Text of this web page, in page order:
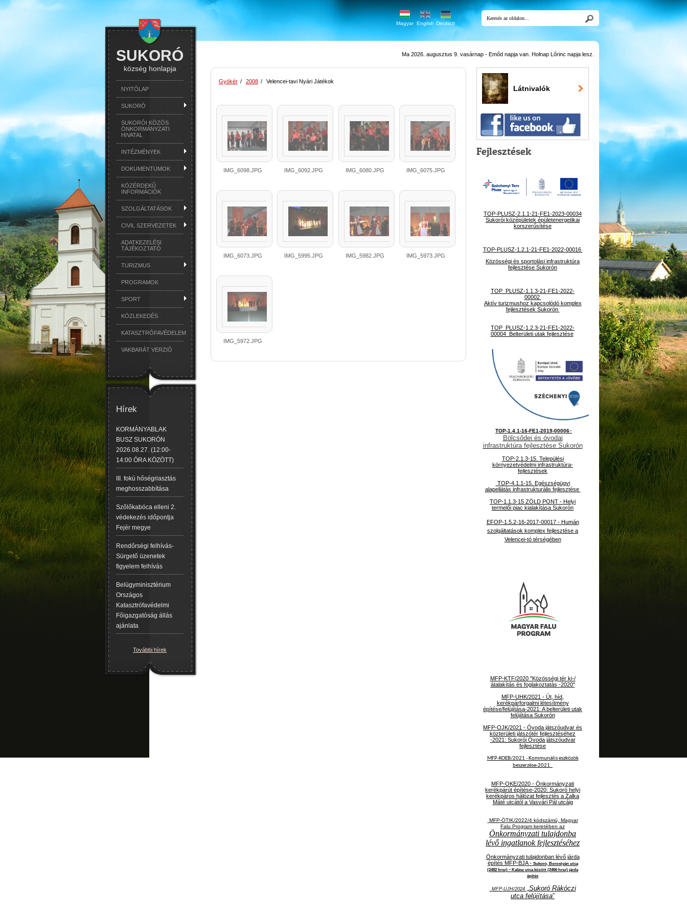
Magyar English Deutsch
SUKORÓ
község honlapja
NYITÓLAP
SUKORÓ
SUKORÓI KÖZÖS
ÖNKORMÁNYZATI
HIVATAL
INTÉZMÉNYEK
DOKUMENTUMOK
KÖZÉRDEKŰ
INFORMÁCIÓK
SZOLGÁLTATÁSOK
CIVIL SZERVEZETEK
ADATKEZELÉSI
TÁJÉKOZTATÓ
TURIZMUS
PROGRAMOK
SPORT
KÖZLEKEDÉS
KATASZTRÓFAVÉDELEM
VAKBARÁT VERZIÓ
Hírek
KORMÁNYABLAK
BUSZ SUKORÓN
2026.08.27. (12:00-
14:00 ÓRA KÖZÖTT)
III. fokú hőségriasztás
meghosszabbítása
Szőlőkabóca elleni 2.
védekezés időpontja
Fejér megye
Rendőrségi felhívás-
Sürgető üzenetek
figyelem felhívás
Belügyminisztérium
Országos
Katasztrófavédelmi
Főigazgatóság állás
ajánlata
További hírek
Ma 2026. augusztus 9. vasárnap - Emőd napja van. Holnap Lőrinc napja lesz.
Gyökér / 2008 / Velencei-tavi Nyári Játékok
IMG_6098.JPG IMG_6092.JPG IMG_6080.JPG IMG_6075.JPG
IMG_6073.JPG IMG_5995.JPG IMG_5982.JPG IMG_5973.JPG
IMG_5972.JPG
Látnivalók
Fejlesztések
TOP-PLUSZ-2.1.1-21-FE1-2023-00034
Sukorói középületek épületenergetikai
korszerűsítése
TOP-PLUSZ-1.2.1-21-FE1-2022-00016
Közösségi és sportolási infrastruktúra
fejlesztése Sukorón
TOP_PLUSZ-1.1.3-21-FE1-2022-
00002
Aktív turizmushoz kapcsolódó komplex
fejlesztések Sukorón
TOP_PLUSZ-1.2.3-21-FE1-2022-
00004 Belterületi utak fejlesztése
TOP-1.4.1-16-FE1-2019-00006-
Bölcsődei és óvodai
infrastruktúra fejlesztése Sukorón
TOP-2.1.3-15. Települési
környezetvédelmi infrastruktúra-
fejlesztések
TOP-4.1.1-15. Egészségügyi
alapellátás infrastrukturális fejlesztése
TOP-1.1.3-15 ZÖLD PONT - Helyi
termelői piac kialakítása Sukorón
EFOP-1.5.2-16-2017-00017 - Humán
szolgáltatások komplex fejlesztése a
Velencei-tó térségében
MFP-KTF/2020 "Közösségi tér ki-/
átalakítás és foglakoztatás -2020"
MFP-UHK/2021 - Út, híd,
kerékpárforgalmi létesítmény
építése/felújítása-2021: A belterületi utak
felújítása Sukorón
MFP-OJK/2021 - Óvoda játszóudvar és
közterületi játszótér fejlesztéséhez
-2021: Sukorói Óvoda játszóudvar
fejlesztése
MFP-KOEB/2021 - Kommunális eszközök
beszerzése-2021
MFP-OKE/2020 - Önkormányzati
kerékpárút építése-2020: Sukoró helyi
kerékpáros hálózat fejlesztés a Zalka
Máté utcától a Vasvári Pál utcáig
MFP-ÖTIK/2022/4 kódszámú, Magyar
Falu Program keretében az
Önkormányzati tulajdonba
lévő ingatlanok fejlesztéséhez
Önkormányzati tulajdonban lévő járda
építés MFP-BJA - Sukoró, Borostyán utca
(2482 hrsz) – Kalász utca között (2466 hrsz) járda
építés
MFP-UJH/2024„ Sukoró Rákóczi
utca felújítása”